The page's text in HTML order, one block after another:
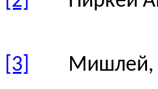
[3] Мишлей,